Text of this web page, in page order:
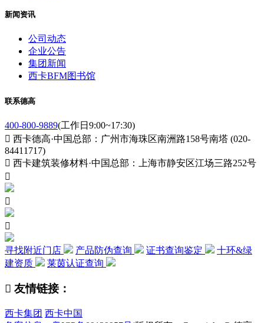
新闻资讯
公司动态
企业公告
集团新闻
西卡BFM图书馆
联系德高
400-800-9889(工作日9:00~17:30)
 西卡德高·中国总部：广州市海珠区南洲路158号南塔 (020-
84411717)
 西卡建筑装修材料·中国总部：上海市静安区江场三路252号



寻找附近门店 产品防伪查询 证书查询鉴定
十环&绿
建资质
莱茵认证查询
 友情链接：
西卡集团 西卡中国